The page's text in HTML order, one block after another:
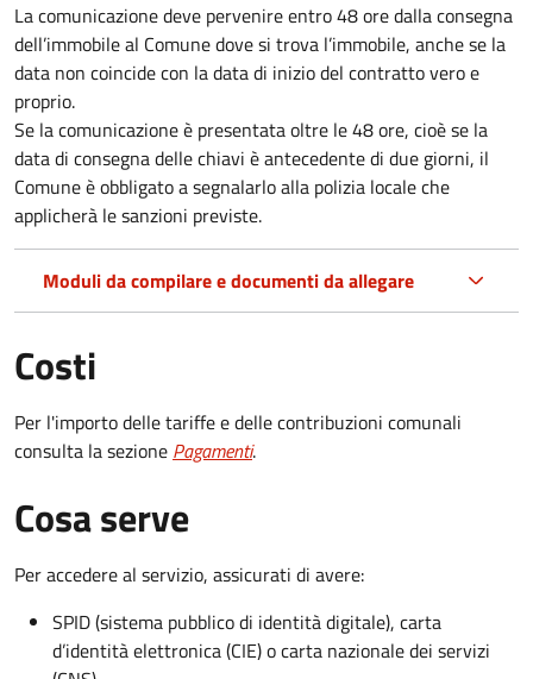
La comunicazione deve pervenireentro 48 oredalla consegna
dell’immobile al Comune dove si trova l’immobile, anche se la
data non coincide con la data di inizio del contratto vero e
proprio.
Se la comunicazione è presentata oltre le 48 ore, cioè se la
data di consegna delle chiavi è antecedente di due giorni, il
Comune è obbligato a segnalarlo alla polizia locale che
applicherà le sanzioni previste.
Moduli da compilare e documenti da allegare
Costi
Per l'importo delle tariffe e delle contribuzioni comunali
consulta la sezione Pagamenti.
Cosa serve
Per accedere al servizio, assicurati di avere:
SPID (sistema pubblico di identità digitale), carta
d’identità elettronica (CIE) o carta nazionale dei servizi